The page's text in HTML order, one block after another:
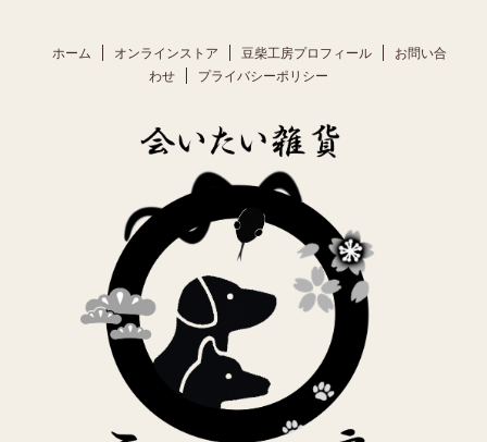
ホーム オンラインストア 豆柴工房プロフィール
お問い合
わせ
プライバシーポリシー